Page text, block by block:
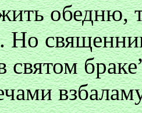
обедню,
Но
святом